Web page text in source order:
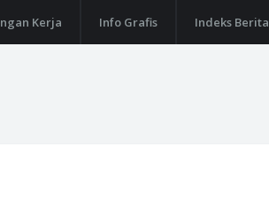
Kerja Info Grafis Indeks Berita